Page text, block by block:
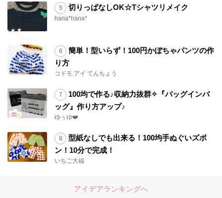
切りっぱなしOK☆Tシャツリメイク
hana*hana*
簡単！型いらず！100円かぼちゃパンツの作
り方
コドモ.アイ てんちょう
100均で作る♪収納力抜群✧『バッグインバ
ッグ』作り方アップ♪
ゆぅゆ❤️
型紙なしでも出来る！100均手ぬぐいズボ
ン！10分で完成！
いちご大福
アイデアランキングへ